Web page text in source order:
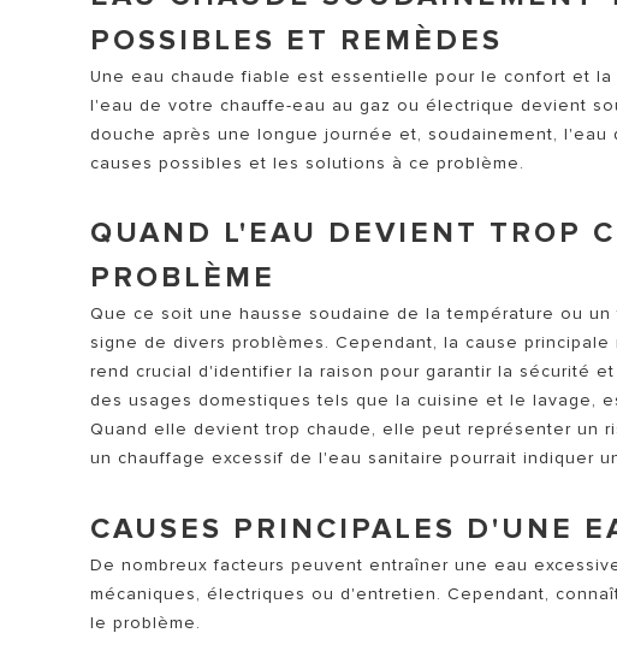
POSSIBLES ET REMÈDES
Une eau chaude fiable est essentielle pour le confort et
l'eau de votre chauffe-eau au gaz ou électrique devient
douche après une longue journée et, soudainement,
causes possibles et les solutions à ce problème.
QUAND L'EAU DEVIENT TROP
PROBLÈME
Que ce soit une hausse soudaine de la température ou
signe de divers problèmes. Cependant, la cause
rend crucial d'identifier la raison pour garantir la sécurité
des usages domestiques tels que la cuisine et le lavage,
Quand elle devient trop chaude, elle peut représenter un
un chauffage excessif de l'eau sanitaire pourrait indiquer
CAUSES PRINCIPALES D'UNE
De nombreux facteurs peuvent entraîner une eau
mécaniques, électriques ou d'entretien. Cependant,
le problème.